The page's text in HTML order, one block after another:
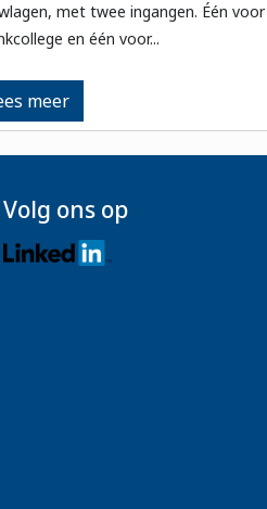
met twee ingangen. Één voor
en één voor...
meer
Volg ons op